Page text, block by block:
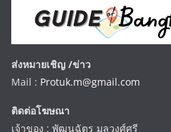
ส่งหมายเชิญ /ข่าว
Mail : Protuk.m@gmail.com
ติดต่อโฆษณา
เจ้าของ : พัฒนฉัตร มุลวงศ์ศรี